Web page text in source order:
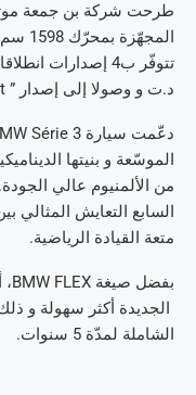
د.ت و وصولا إلى إصدار ” pack M Sport”.
الموسّعة و بنيتها
السابع التعايش المثالي
متعة القيادة الرياضية.
الشاملة لمدّة 5 سنوات.